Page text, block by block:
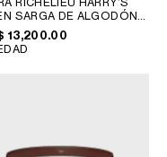
SARGA DE ALGODÓN
; NEGRO
13,200.00